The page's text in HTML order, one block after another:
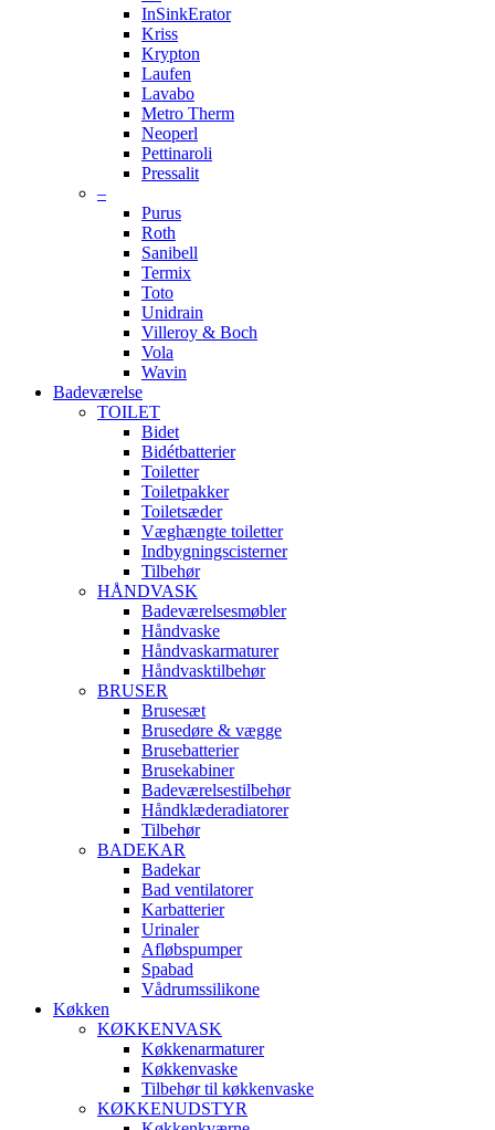
InSinkErator
Kriss
Krypton
Laufen
Lavabo
Metro Therm
Neoperl
Pettinaroli
Pressalit
–
Purus
Roth
Sanibell
Termix
Toto
Unidrain
Villeroy & Boch
Vola
Wavin
Badeværelse
TOILET
Bidet
Bidétbatterier
Toiletter
Toiletpakker
Toiletsæder
Væghængte toiletter
Indbygningscisterner
Tilbehør
HÅNDVASK
Badeværelsesmøbler
Håndvaske
Håndvaskarmaturer
Håndvasktilbehør
BRUSER
Brusesæt
Brusedøre & vægge
Brusebatterier
Brusekabiner
Badeværelsestilbehør
Håndklæderadiatorer
Tilbehør
BADEKAR
Badekar
Bad ventilatorer
Karbatterier
Urinaler
Afløbspumper
Spabad
Vådrumssilikone
Køkken
KØKKENVASK
Køkkenarmaturer
Køkkenvaske
Tilbehør til køkkenvaske
KØKKENUDSTYR